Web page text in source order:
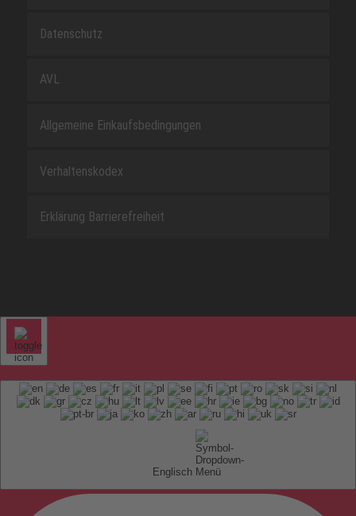
Datenschutz
AVL
Allgemeine Einkaufsbedingungen
Verhaltenskodex
Erklärung Barrierefreiheit
Englisch